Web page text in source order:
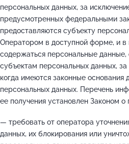
персональных данных, за
предусмотренных федеральными
предоставляются субъекту
Оператором в доступной форме, и в
содержаться персональные данные,
субъектам персональных данных,
когда имеются законные основания
персональных данных. Перечень
ее получения установлен Законом о
— требовать от оператора
данных, их блокирования или